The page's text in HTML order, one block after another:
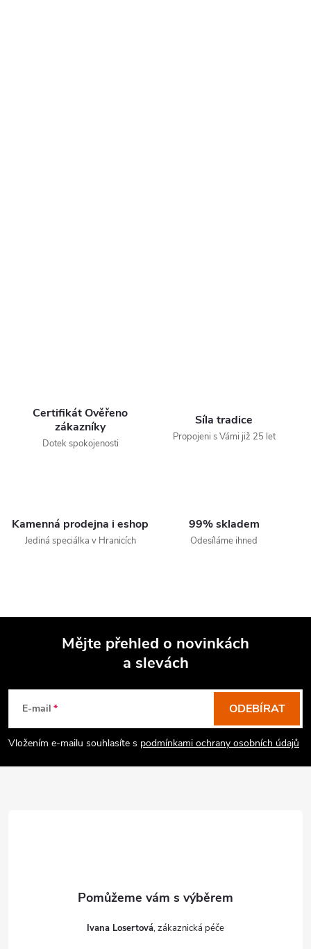
Certifikát Ověřeno
zákazníky
Dotek spokojenosti
Síla tradice
Propojeni s Vámi již 25 let
Kamenná prodejna i eshop
Jediná speciálka v Hranicích
99% skladem
Odesíláme ihned
Mějte přehled o novinkách
a slevách
E-mail
Vložením e-mailu souhlasíte s podmínkami ochrany osobních údajů
ODEBÍRAT
Ivana Losertová